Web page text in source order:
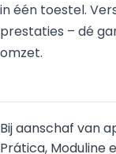
Bij aanschaf van
Prática, Moduline
in één toestel.
prestaties – dé
omzet.